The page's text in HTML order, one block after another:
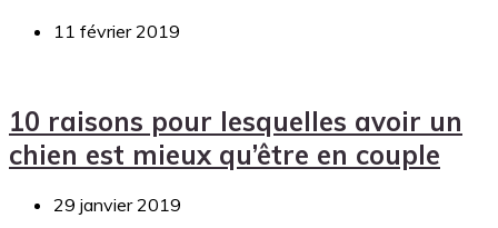
11 février 2019
10 raisons pour lesquelles avoir un
chien est mieux qu’être en couple
29 janvier 2019